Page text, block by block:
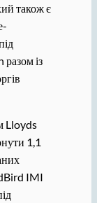
також є
із
Lloyds
1,1
IMI